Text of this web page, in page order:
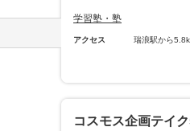
学習塾・塾
アクセス 瑞浪駅から
コスモス企画テイ